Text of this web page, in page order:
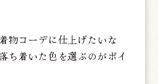
物コーデに仕上げたいな
ち着いた色を選ぶのがポイ